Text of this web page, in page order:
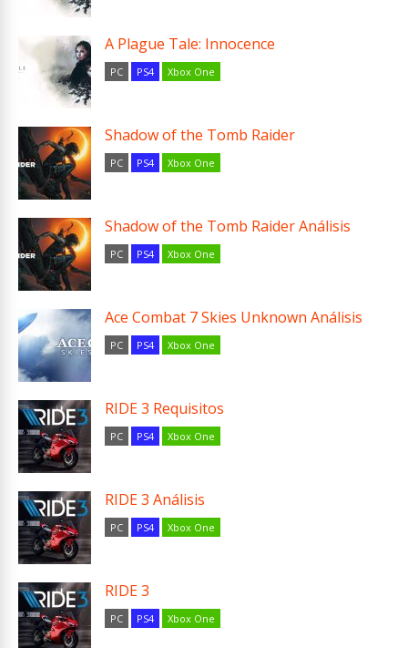
A Plague Tale: Innocence
PC PS4 Xbox One
Shadow of the Tomb Raider
PC PS4 Xbox One
Shadow of the Tomb Raider Análisis
PC PS4 Xbox One
Ace Combat 7 Skies Unknown Análisis
PC PS4 Xbox One
RIDE 3 Requisitos
PC PS4 Xbox One
RIDE 3 Análisis
PC PS4 Xbox One
RIDE 3
PC PS4 Xbox One